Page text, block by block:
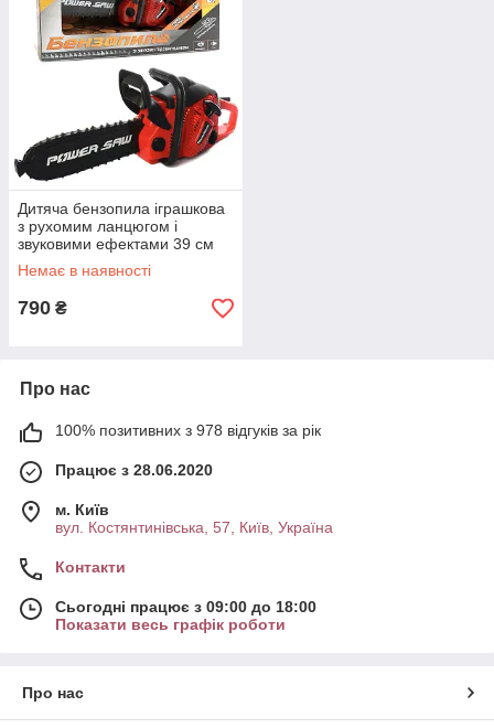
Дитяча бензопила іграшкова
з рухомим ланцюгом і
звуковими ефектами 39 см
Червоний (60740)
Немає в наявності
790 ₴
Про нас
100% позитивних з 978 відгуків за рік
Працює з 28.06.2020
м. Київ
вул. Костянтинівська, 57, Київ, Україна
Контакти
Сьогодні працює з 09:00 до 18:00
Показати весь графік роботи
Про нас